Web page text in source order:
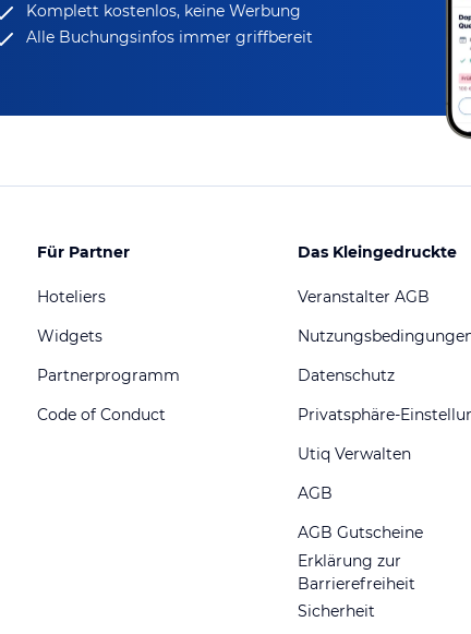
Komplett kostenlos, keine Werbung
Alle Buchungsinfos immer griffbereit
Für Partner
Hoteliers
Widgets
Partnerprogramm
Code of Conduct
Das Kleingedruckte
Veranstalter AGB
Datenschutz
Privatsphäre-
Utiq Verwalten
AGB
AGB Gutscheine
Erklärung zur
Barrierefreiheit
Sicherheit